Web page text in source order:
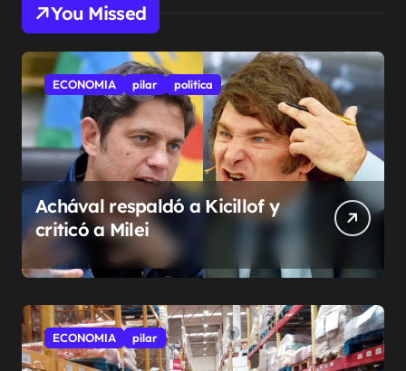
You Missed
ECONOMIA pilar politíca
Achával respaldó a Kicillof y
criticó a Milei
ECONOMIA pilar